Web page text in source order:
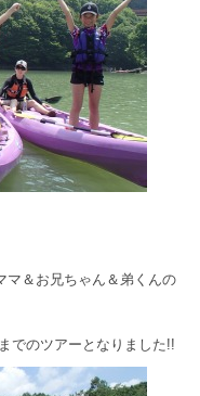
マ＆お兄ちゃん＆弟くんの
でのツアーとなりました!!